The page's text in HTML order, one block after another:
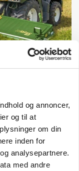
og annoncer,
og til at
om din
inden for
analysepartnere.
med andre
og New